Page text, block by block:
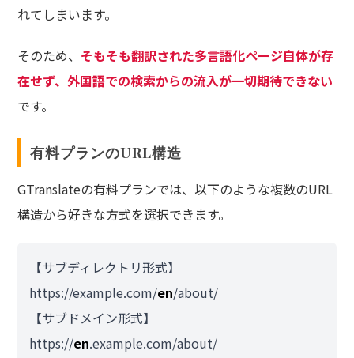
れてしまいます。
そのため、 そもそも翻訳された多言語化ページ自体が存
在せず、外国語での検索からの流入が一切期待できない
です。
有料プランのURL構造
GTranslateの有料プランでは、以下のような複数のURL
構造から好きな方式を選択できます。
【サブディレクトリ形式】
https://example.com/en/about/
【サブドメイン形式】
https://en.example.com/about/